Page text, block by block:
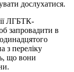
дослухатися.
ЛГБТК-
запровадити в
з переліку
що вони